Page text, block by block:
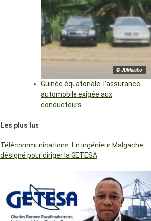
© JDMalabo
Guinée équatoriale: l’assurance
automobile exigée aux
conducteurs
Les plus lus
Télécommunications: Un ingénieur Malgache
désigné pour diriger la GETESA